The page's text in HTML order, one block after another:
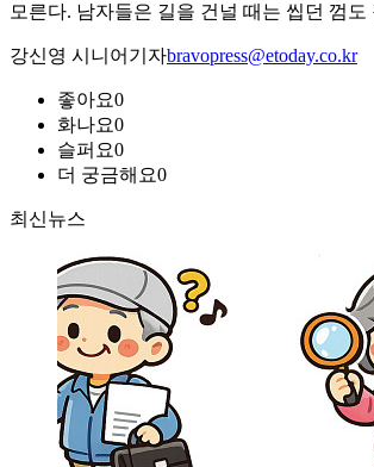
모른다. 남자들은 길을 건널 때는 씹던 껌
강신영 시니어기자bravopress@etoday.co.kr
좋아요0
화나요0
슬퍼요0
더 궁금해요0
최신뉴스